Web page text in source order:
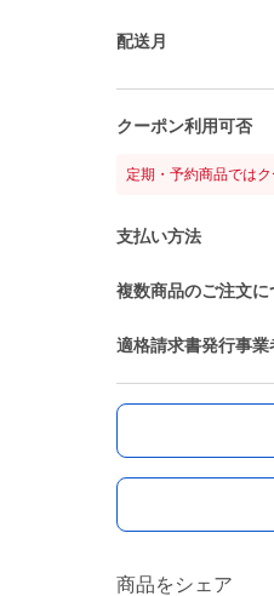
配送月
クーポン利用可否
定期・予約商品では
支払い方法
複数商品のご注文に
適格請求書発行事業
商品をシェア